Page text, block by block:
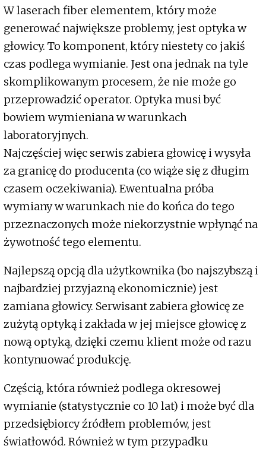
W laserach fiber elementem, który może
generować największe problemy, jest optyka w
głowicy. To komponent, który niestety co jakiś
czas podlega wymianie. Jest ona jednak na tyle
skomplikowanym procesem, że nie może go
przeprowadzić operator. Optyka musi być
bowiem wymieniana w warunkach
laboratoryjnych.
Najczęściej więc serwis zabiera głowicę i wysyła
za granicę do producenta (co wiąże się z długim
czasem oczekiwania). Ewentualna próba
wymiany w warunkach nie do końca do tego
przeznaczonych może niekorzystnie wpłynąć na
żywotność tego elementu.
Najlepszą opcją dla użytkownika (bo najszybszą i
najbardziej przyjazną ekonomicznie) jest
zamiana głowicy. Serwisant zabiera głowicę ze
zużytą optyką i zakłada w jej miejsce głowicę z
nową optyką, dzięki czemu klient może od razu
kontynuować produkcję.
Częścią, która również podlega okresowej
wymianie (statystycznie co 10 lat) i może być dla
przedsiębiorcy źródłem problemów, jest
światłowód. Również w tym przypadku